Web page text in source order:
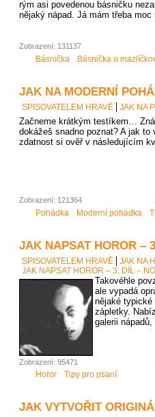
rým asi povedenou básničku
nějaký nápad. Já mám třeba
Zobrazení: 131137
Básnička Básnička o
JAK NA MODERNÍ
SPISOVATELEM HRAVĚ JAK NA
Začneme krátkým testíkem…
dokážeš snadno poznat? A jak
zdatnost si ověř v následujícím
Zobrazení: 121364
Pohádka Moderní pohádka
JAK NAPSAT HOROR –
SPISOVATELEM HRAVĚ
JAK NA
JAK NAPSAT HOROR – 3. DÍL –
Takovéhle
ale vypadá
nějaké
zápletky.
galerii
Zobrazení: 95471
Horor Tipy pro psaní
JAK VYTVOŘIT